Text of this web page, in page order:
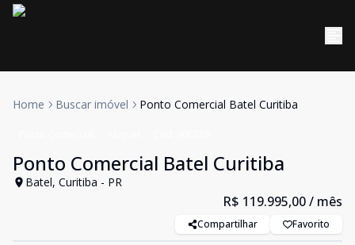
Home Buscar imóvel Ponto Comercial Batel Curitiba
Ponto Comercial Batel Curitiba
Batel, Curitiba - PR
R$ 119.995,00/ mês
Compartilhar Favorito